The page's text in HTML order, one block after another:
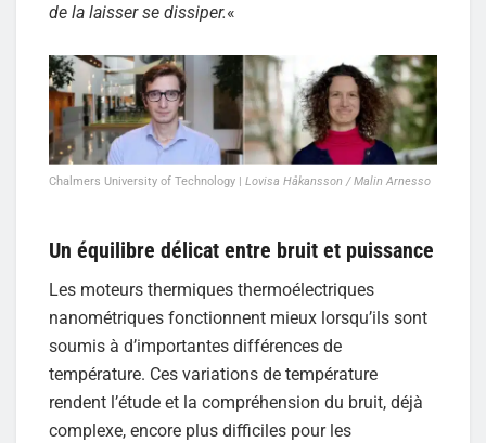
de la laisser se dissiper.«
Chalmers University of Technology | Lovisa Håkansson / Malin Arnesso
Un équilibre délicat entre bruit et puissance
Les moteurs thermiques thermoélectriques
nanométriques fonctionnent mieux lorsqu’ils sont
soumis à d’importantes différences de
température. Ces variations de température
rendent l’étude et la compréhension du bruit, déjà
complexe, encore plus difficiles pour les